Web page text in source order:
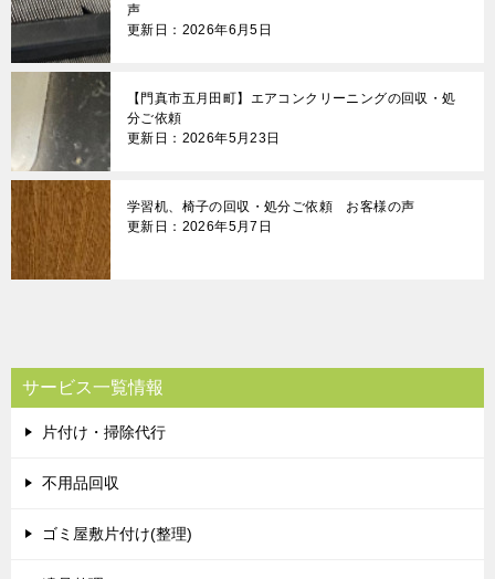
声
更新日：2026年6月5日
【門真市五月田町】エアコンクリーニングの回収・処
分ご依頼
更新日：2026年5月23日
学習机、椅子の回収・処分ご依頼 お客様の声
更新日：2026年5月7日
サービス一覧情報
片付け・掃除代行
不用品回収
ゴミ屋敷片付け(整理)